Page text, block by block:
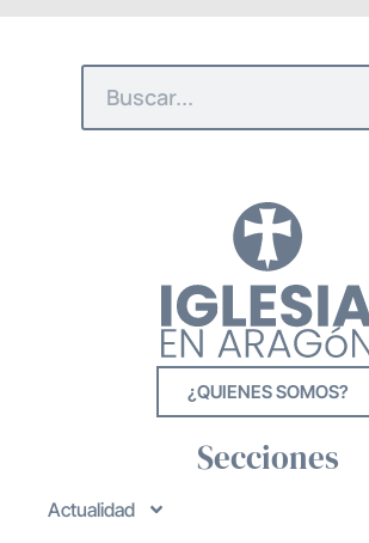
¿QUIENES SOMOS?
Secciones
Actualidad